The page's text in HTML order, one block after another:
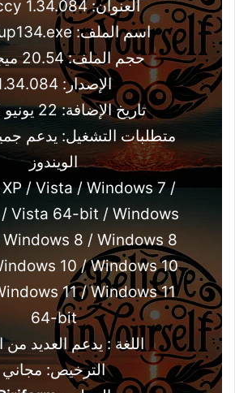
العنوان: Speccy 1.34.084
اسم الملف: spsetup134.exe
حجم الملف: 20.54 ميجابايت
الإصدار: 1.34.084
تاريخ الإضافة: 22 يونيو 2026
متطلبات التشغيل: يدعم
الويندوز
/ Vista / Windows 7 /
Vista 64-bit / Windows
8 / Windows 8
10 / Windows 10
11 / Windows 11
64-bit
اللغة : يدعم العديد من
الترخيص: مجاني